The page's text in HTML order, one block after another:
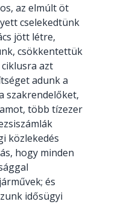
az elmúlt öt
cselekedtünk
jött létre,
csökkentettük
azt
adunk a
szakrendelőket,
több tízezer
közlekedés
hogy minden
és
idősügyi